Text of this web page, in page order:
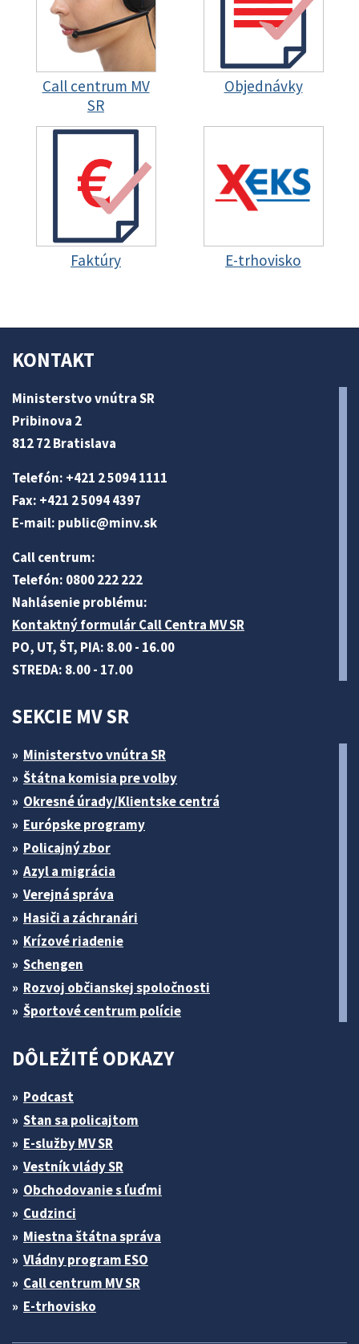
Call centrum MV
SR
Objednávky
Faktúry E-trhovisko
KONTAKT
Ministerstvo vnútra SR
Pribinova 2
812 72 Bratislava
Telefón: +421 2 5094 1111
Fax: +421 2 5094 4397
E-mail: public@minv.sk
Call centrum:
Telefón: 0800 222 222
Nahlásenie problému:
Kontaktný formulár Call Centra MV SR
PO, UT, ŠT, PIA: 8.00 - 16.00
STREDA: 8.00 - 17.00
SEKCIE MV SR
Ministerstvo vnútra SR
Štátna komisia pre volby
Okresné úrady/Klientske centrá
Európske programy
Policajný zbor
Azyl a migrácia
Verejná správa
Hasiči a záchranári
Krízové riadenie
Schengen
Rozvoj občianskej spoločnosti
Športové centrum polície
DÔLEŽITÉ ODKAZY
Podcast
Stan sa policajtom
E-služby MV SR
Vestník vlády SR
Obchodovanie s ľuďmi
Cudzinci
Miestna štátna správa
Vládny program ESO
Call centrum MV SR
E-trhovisko